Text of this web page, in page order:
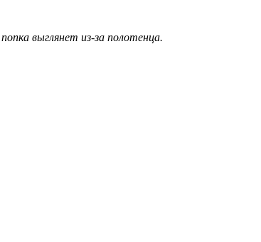
выглянет из-за полотенца.